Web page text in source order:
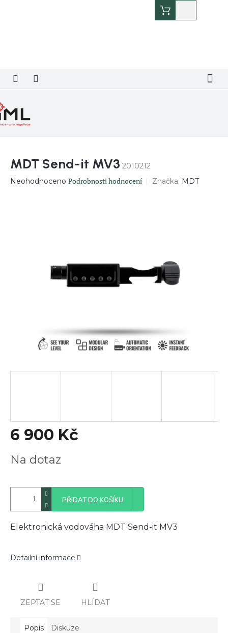
košík
MDT Send-it MV3 2010212
Průměrné
Neohodnoceno Podrobnosti hodnocení Značka: MDT
6 900 Kč
cena:
Na dotaz
PŘIDAT DO KOŠÍKU
Elektronická vodováha MDT Send-it MV3
Detailní informace
ZEPTAT SE HLÍDAT
Popis Diskuze